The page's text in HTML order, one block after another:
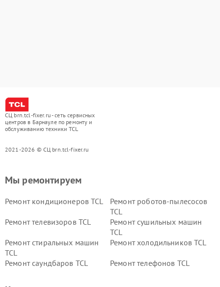
СЦ brn.tcl-fixer.ru - сеть сервисных
центров в Барнауле по ремонту и
обслуживанию техники TCL
2021-2026 © СЦ brn.tcl-fixer.ru
Мы ремонтируем
Ремонт кондиционеров TCL
Ремонт роботов-пылесосов
TCL
Ремонт телевизоров TCL
Ремонт сушильных машин
TCL
Ремонт стиральных машин
TCL
Ремонт холодильников TCL
Ремонт саундбаров TCL Ремонт телефонов TCL